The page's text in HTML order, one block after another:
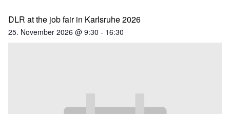
DLR at the job fair in Karlsruhe 2026
25. November 2026 @ 9:30 - 16:30